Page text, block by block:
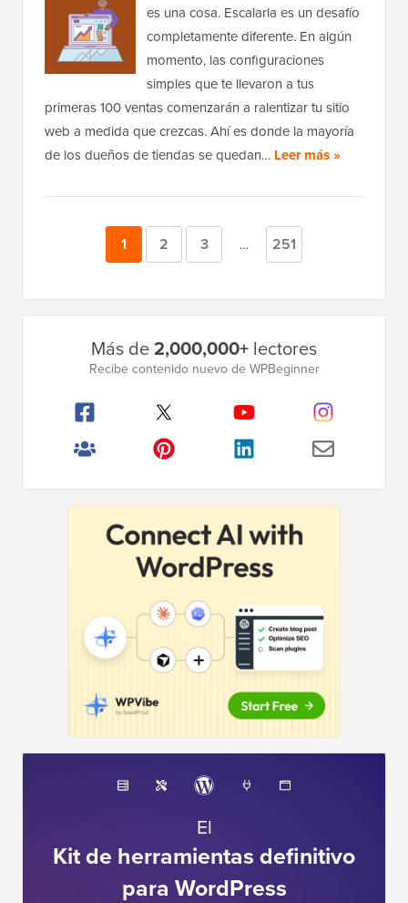
es una cosa. Escalarla es un desafío
completamente diferente. En algún
momento, las configuraciones
simples que te llevaron a tus
primeras 100 ventas comenzarán a ralentizar tu sitio
web a medida que crezcas. Ahí es donde la mayoría
de los dueños de tiendas se quedan… Leer más »
Página
1 Página
2 Página
3
Páginas
provisionales
… Página
251
Más de2,000,000+ lectores
Recibe contenido nuevo de WPBeginner
El
Kit de herramientas definitivo
para WordPress